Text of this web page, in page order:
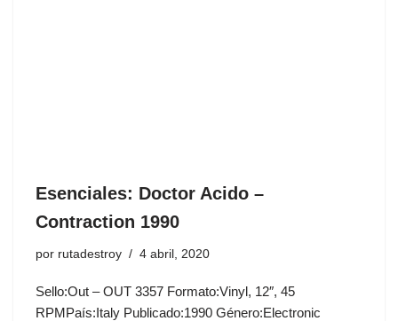
Esenciales: Doctor Acido ‎–
Contraction 1990
por rutadestroy 4 abril, 2020
Sello:Out ‎– OUT 3357 Formato:Vinyl, 12″, 45
RPMPaís:Italy Publicado:1990 Género:Electronic